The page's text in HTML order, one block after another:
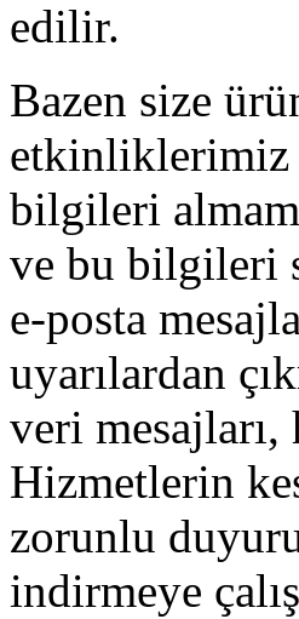
edilir.
Bazen size
etkinliklerimiz
bilgileri
ve bu bilgileri
e-posta
uyarılardan
veri
Hizmetlerin
zorunlu
indirmeye